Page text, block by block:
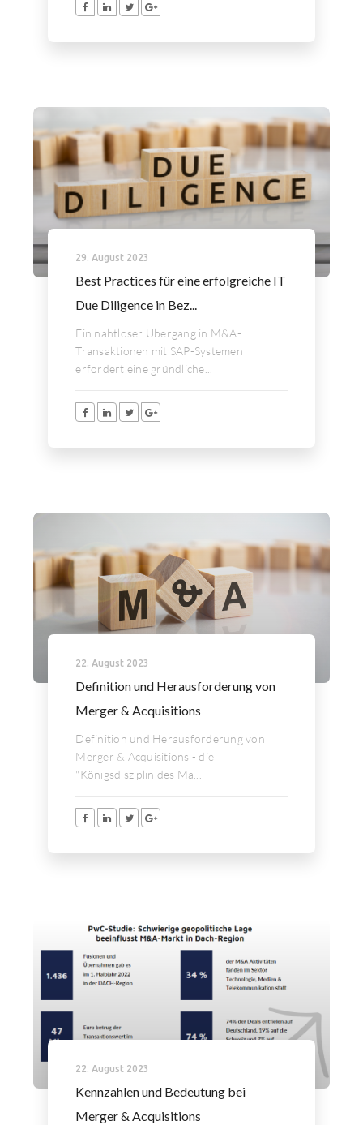
29. August 2023
Best Practices für eine erfolgreiche IT
Due Diligence in Bez...
Ein nahtloser Übergang in M&A-
Transaktionen mit SAP-Systemen
erfordert eine gründliche...
22. August 2023
Definition und Herausforderung von
Merger & Acquisitions
Definition und Herausforderung von
Merger & Acquisitions - die
"Königsdisziplin des Ma...
22. August 2023
Kennzahlen und Bedeutung bei
Merger & Acquisitions